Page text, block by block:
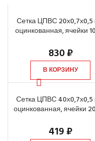
Сетка ЦПВС
оцинкованная, ячейки
830₽
В КОРЗИНУ
Сетка ЦПВС
оцинкованная, ячейки
419₽